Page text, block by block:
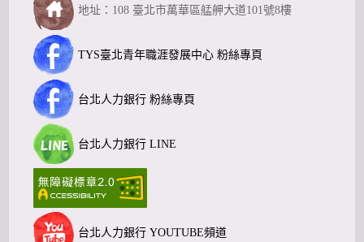
TYS臺北青年職涯發展中心 粉絲專頁
台北人力銀行 粉絲專頁
地址：108 臺北市萬華區艋舺大道101號8樓
台北人力銀行 LINE
台北人力銀行 YOUTUBE頻道